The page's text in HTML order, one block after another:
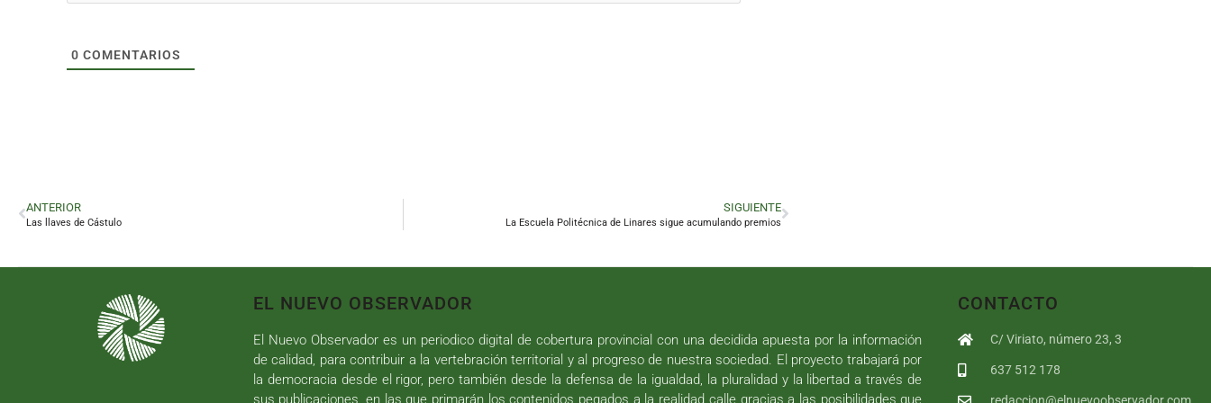
0 COMENTARIOS
ANTERIOR
Las llaves de Cástulo
SIGUIENTE
La Escuela Politécnica de Linares sigue acumulando premios
EL NUEVO OBSERVADOR
El Nuevo Observador es un periodico digital de cobertura provincial con una decidida apuesta por la información
de calidad, para contribuir a la vertebración territorial y al progreso de nuestra sociedad. El proyecto trabajará por
la democracia desde el rigor, pero también desde la defensa de la igualdad, la pluralidad y la libertad a través de
sus publicaciones, en las que primarán los contenidos pegados a la realidad calle gracias a las posibilidades que
CONTACTO
C/ Viriato, número 23, 3
637 512 178
redaccion@elnuevoobservador.com